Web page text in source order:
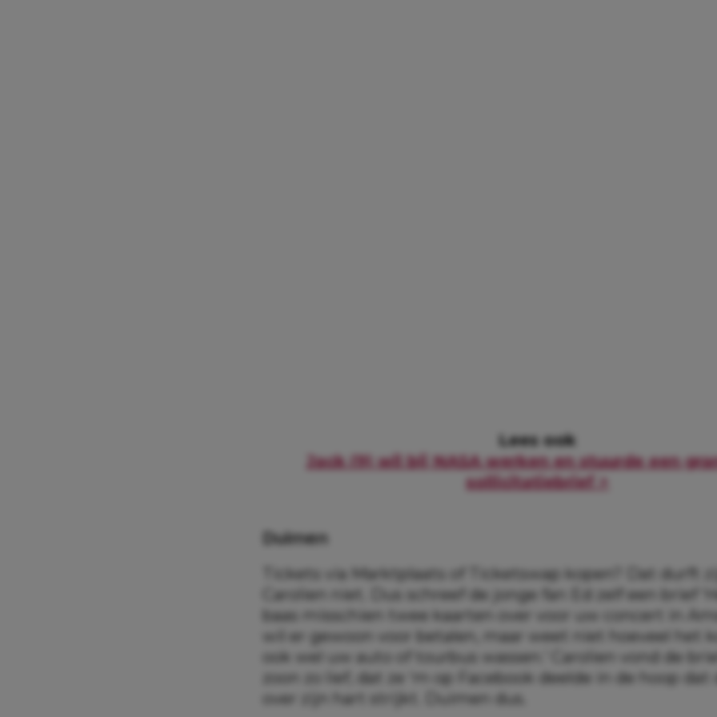
Lees ook
Jack (9) wil bij NASA werken en stuurde een
sollicitatiebrief >
Duimen
Tickets via Marktplaats of Ticketswap kopen? Dat durft
Carolien niet. Dus schreef de jonge fan Ed zelf een brief
baas misschien twee kaarten over voor uw concert in
wil er gewoon voor betalen, maar weet niet hoeveel het
ook wel uw auto of tourbus wassen.’ Carolien vond de
zoon zo lief, dat ze ‘m op Facebook deelde in de hoop dat
over zijn hart strijkt. Duimen dus.